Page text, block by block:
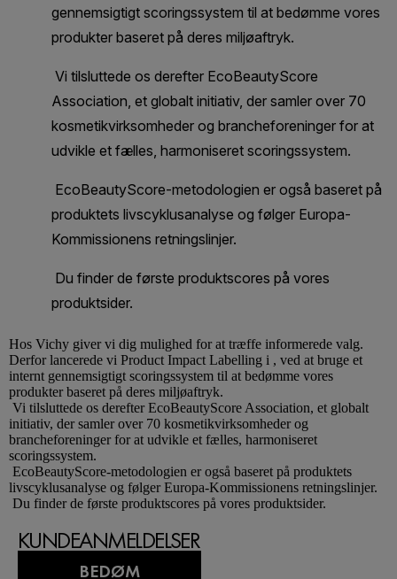
Hos Vichy giver vi dig mulighed for at træffe informerede valg.
Derfor lancerede vi Product Impact Labelling i , ved at bruge et
internt gennemsigtigt scoringssystem til at bedømme vores
produkter baseret på deres miljøaftryk.
Vi tilsluttede os derefter EcoBeautyScore Association, et globalt
initiativ, der samler over 70 kosmetikvirksomheder og
brancheforeninger for at udvikle et fælles, harmoniseret
scoringssystem.
EcoBeautyScore-metodologien er også baseret på produktets
livscyklusanalyse og følger Europa-Kommissionens retningslinjer.
Du finder de første produktscores på vores produktsider.
KUNDEANMELDELSER
BEDØM